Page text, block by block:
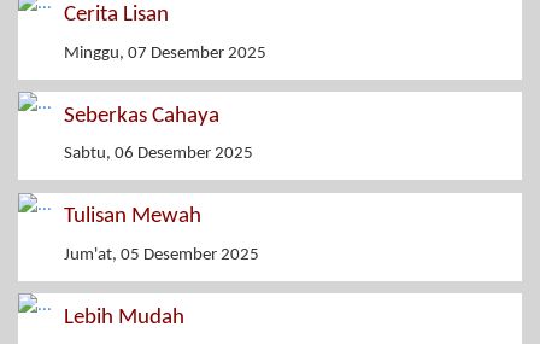
Cerita Lisan
Minggu, 07 Desember 2025
Seberkas Cahaya
Sabtu, 06 Desember 2025
Tulisan Mewah
Jum'at, 05 Desember 2025
Lebih Mudah